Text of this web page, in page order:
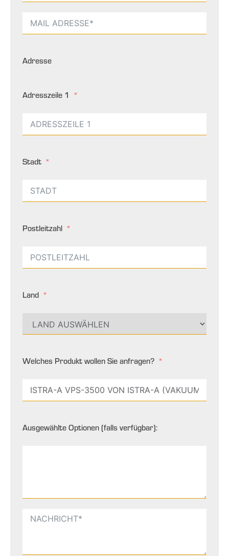
Adresse
Adresszeile 1
Stadt
Postleitzahl
Land
Welches Produkt wollen Sie anfragen?
Ausgewählte Optionen (falls verfügbar):